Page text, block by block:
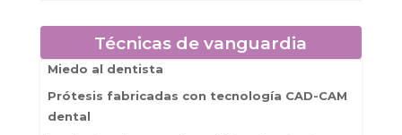
Técnicas de vanguardia
Miedo al dentista
Prótesis fabricadas con tecnología CAD-CAM
dental